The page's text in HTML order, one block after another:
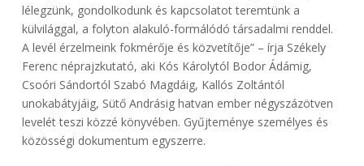
lélegzünk, gondolkodunk és kapcsolatot teremtünk a
külvilággal, a folyton alakuló-formálódó társadalmi renddel.
A levél érzelmeink fokmérője és közvetítője” – írja Székely
Ferenc néprajzkutató, aki Kós Károlytól Bodor Ádámig,
Csoóri Sándortól Szabó Magdáig, Kallós Zoltántól
unokabátyjáig, Sütő Andrásig hatvan ember négyszázötven
levelét teszi közzé könyvében. Gyűjteménye személyes és
közösségi dokumentum egyszerre.